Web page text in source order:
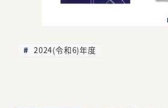
2024(令和6)年度